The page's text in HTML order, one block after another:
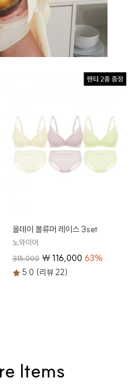
올데이 볼류머 레이스 3set
노와이어
315,000 ₩116,000 63%
5.0 (리뷰 22)
Items